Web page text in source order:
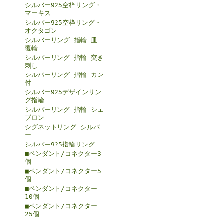
シルバー925空枠リング・
マーキス
シルバー925空枠リング・
オクタゴン
シルバーリング 指輪 皿
覆輪
シルバーリング 指輪 突き
刺し
シルバーリング 指輪 カン
付
シルバー925デザインリン
グ指輪
シルバーリング 指輪 シェ
ブロン
シグネットリング シルバ
ー
シルバー925指輪リング
■ペンダント/コネクター3
個
■ペンダント/コネクター5
個
■ペンダント/コネクター
10個
■ペンダント/コネクター
25個